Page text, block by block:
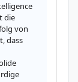
die
von
dass